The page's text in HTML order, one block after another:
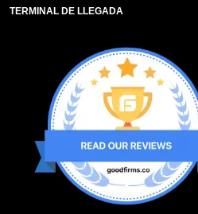
TERMINAL DE LLEGADA